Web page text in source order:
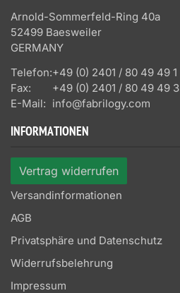
Arnold-Sommerfeld-Ring 40a
52499 Baesweiler
GERMANY
Telefon:+49 (0) 2401 / 80 49 49 1
Fax:
+49 (0) 2401 / 80 49 49 3
E-Mail: info@fabrilogy.com
INFORMATIONEN
Vertrag widerrufen
Versandinformationen
AGB
Privatsphäre und Datenschutz
Widerrufsbelehrung
Impressum